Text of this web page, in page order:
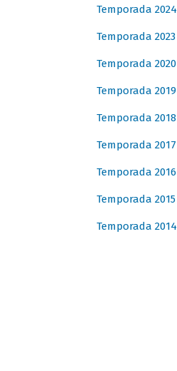
Temporada 2024
Temporada 2023
Temporada 2020
Temporada 2019
Temporada 2018
Temporada 2017
Temporada 2016
Temporada 2015
Temporada 2014